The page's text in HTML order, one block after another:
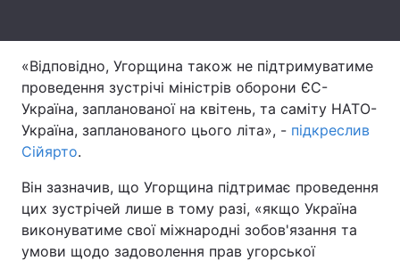
«Відповідно, Угорщина також не підтримуватиме
проведення зустрічі міністрів оборони ЄС-
Україна, запланованої на квітень, та саміту НАТО-
Україна, запланованого цього літа», - підкреслив
Сійярто.
Він зазначив, що Угорщина підтримає проведення
цих зустрічей лише в тому разі, «якщо Україна
виконуватиме свої міжнародні зобов'язання та
умови щодо задоволення прав угорської